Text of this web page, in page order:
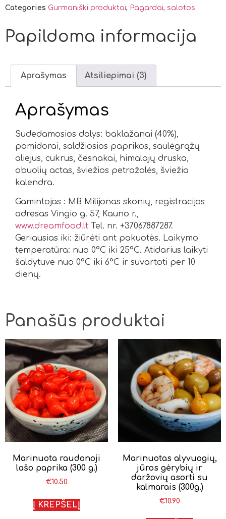
Categories Gurmaniški produktai, Pagardai, salotos
Papildoma informacija
Aprašymas Atsiliepimai (3)
Aprašymas
Sudedamosios dalys: baklažanai (40%),
pomidorai, saldžiosios paprikos, saulėgrąžų
aliejus, cukrus, česnakai, himalajų druska,
obuolių actas, šviežios petražolės, šviežia
kalendra.
Gamintojas : MB Milijonas skonių, registracijos
adresas Vingio g. 57, Kauno r.,
www.dreamfood.lt Tel. nr. +37067887287.
Geriausias iki: žiūrėti ant pakuotės. Laikymo
temperatūra: nuo 0°C iki 25°C. Atidarius laikyti
šaldytuve nuo 0°C iki 6°C ir suvartoti per 10
dienų.
Panašūs produktai
Marinuota raudonoji
lašo paprika (300 g.)
€10.50
Į KREPŠELĮ
Marinuotas alyvuogių,
jūros gėrybių ir
daržovių asorti su
kalmarais (300g.)
€10.90